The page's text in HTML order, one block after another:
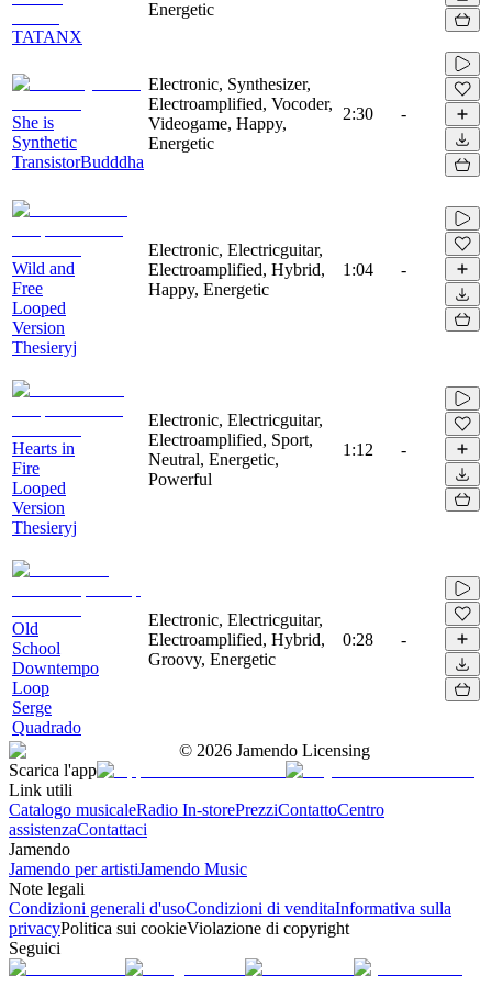
TATANX
Energetic
She is
Synthetic
TransistorBudddha
Electronic, Synthesizer,
Electroamplified, Vocoder,
Videogame, Happy,
Energetic
2:30 -
Wild and
Free
Looped
Version
Thesieryj
Electronic, Electricguitar,
Electroamplified, Hybrid,
Happy, Energetic
1:04 -
Hearts in
Fire
Looped
Version
Thesieryj
Electronic, Electricguitar,
Electroamplified, Sport,
Neutral, Energetic,
Powerful
1:12 -
Old
School
Downtempo
Loop
Serge
Quadrado
Electronic, Electricguitar,
Electroamplified, Hybrid,
Groovy, Energetic
0:28 -
© 2026 Jamendo Licensing
Scarica l'app
Link utili
Catalogo musicaleRadio In-storePrezziContattoCentro
assistenzaContattaci
Jamendo
Jamendo per artistiJamendo Music
Note legali
Condizioni generali d'usoCondizioni di venditaInformativa sulla
privacyPolitica sui cookieViolazione di copyright
Seguici